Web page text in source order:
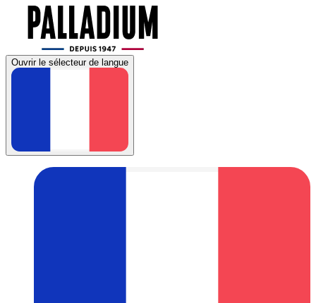
Ouvrir le sélecteur de langue